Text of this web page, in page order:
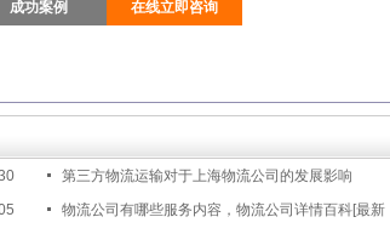
成功案例 在线立即咨询
第三方物流运输对于上海物流公司的发展影响
物流公司有哪些服务内容，物流公司详情百科[最新